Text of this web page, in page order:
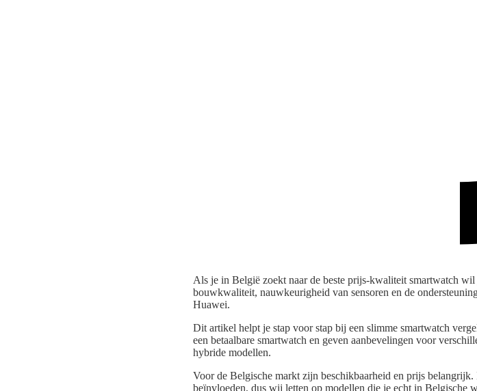
Als je in België zoekt naar de beste prijs-kwaliteit smartwatch
bouwkwaliteit, nauwkeurigheid van sensoren en de
Huawei.
Dit artikel helpt je stap voor stap bij een slimme smartwatch
een betaalbare smartwatch en geven aanbevelingen voor
hybride modellen.
Voor de Belgische markt zijn beschikbaarheid en prijs
beïnvloeden, dus wij letten op modellen die je echt in Belgische